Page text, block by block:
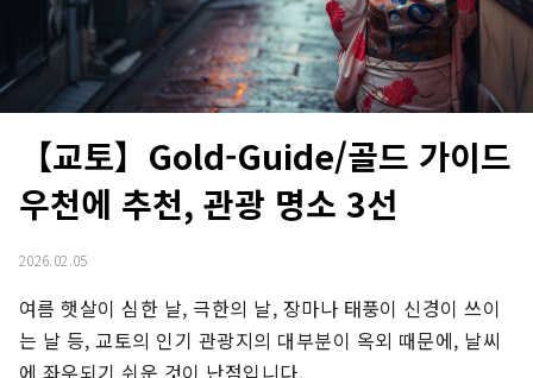
【교토】Gold-Guide/골드 가이드
우천에 추천, 관광 명소 3선
2026.02.05
여름 햇살이 심한 날, 극한의 날, 장마나 태풍이 신경이 쓰이
는 날 등, 교토의 인기 관광지의 대부분이 옥외 때문에, 날씨